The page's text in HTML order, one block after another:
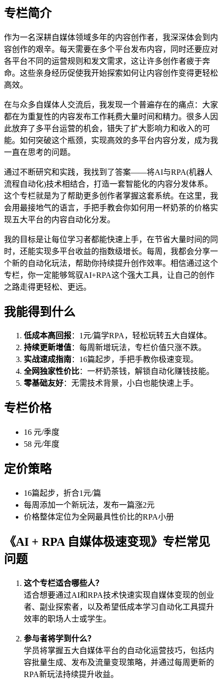
专栏简介
作为一名深耕自媒体领域多年的内容创作者，我深深体会到内
容创作的艰辛。每天需要在多个平台发布内容，同时还要应对
各平台不同的运营规则和发文需求，这让许多创作者疲于奔
命。这些亲身经历促使我开始探索如何让内容创作变得更轻松
高效。
在与众多自媒体人交流后，我发现一个普遍存在的痛点：大家
都在为重复性的内容发布工作耗费大量时间和精力。很多人因
此放弃了多平台运营的机会，错失了扩大影响力和收入的可
能。如何突破这个瓶颈，实现高效的多平台内容分发，成为我
一直在思考的问题。
通过不断研究和实践，我找到了答案——将AI与RPA(机器人
流程自动化)技术相结合，打造一套智能化的内容分发体系。
这个专栏就是为了帮助更多创作者掌握这套系统。在这里，我
会用最接地气的语言，手把手教会你如何用一杯奶茶的价格实
现五大平台的内容自动化分发。
我的目标是让每位学习者都能快速上手，在节省大量时间的同
时，还能实现多平台收益的指数级增长。每周，我都会分享一
个新的自动化玩法，帮助你持续提升创作效率。相信通过这个
专栏，你一定能够驾驭AI+RPA这个强大工具，让自己的创作
之路走得更轻松、更远。
我能得到什么
低成本高回报：1元/篇学RPA，轻松玩转五大自媒体。
持续更新增值：每周新增玩法，专栏价值只涨不跌。
实战速成指南：16篇起步，手把手教你极速变现。
全网独家性价比：一杯奶茶钱，解锁自动化赚钱技能。
零基础友好：无需技术背景，小白也能快速上手。
专栏价格
16 元/季度
58 元/年度
定价策略
16篇起步，折合1元/篇
每周添加一个新玩法，发布一篇涨2元
价格整体定位为全网最具性价比的RPA小册
《AI + RPA 自媒体极速变现》专栏常见
问题
这个专栏适合哪些人？
适合想要通过AI和RPA技术快速实现自媒体变现的创业
者、副业探索者，以及希望低成本学习自动化工具提升
效率的职场人士或学生。
参与者将学到什么？
学员将掌握五大自媒体平台的自动化运营技巧，包括内
容批量生成、发布及流量变现策略，并通过每周更新的
RPA新玩法持续提升收益。